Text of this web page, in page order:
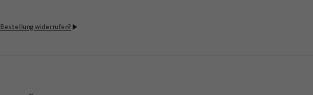
Bestellung widerrufen?